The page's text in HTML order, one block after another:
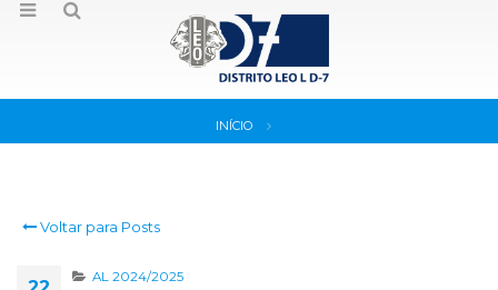
INÍCIO
Voltar para Posts
AL 2024/2025